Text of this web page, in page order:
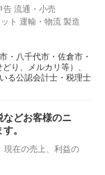
告 流通・小売
ト 運輸・物流 製造
・八千代市・佐倉市・
り、メルカリ等）、
る公認会計士・税理士
などお客様のニ
。
現在の売上、利益の